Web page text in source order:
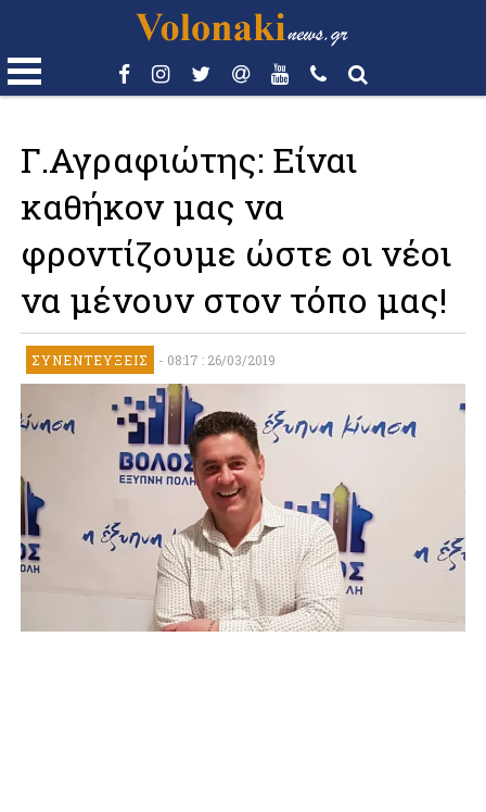
Γ.Αγραφιώτης: Είναι
καθήκον μας να
φροντίζουμε ώστε οι νέοι
να μένουν στον τόπο μας!
ΣΥΝΕΝΤΕΎΞΕΙΣ - 08:17 : 26/03/2019